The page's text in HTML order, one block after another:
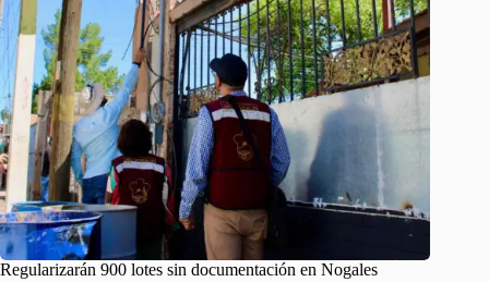
Regularizarán 900 lotes sin documentación en Nogales